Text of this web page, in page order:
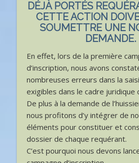
DÉJÀ PORTÉS
CETTE ACTION
SOUMETTRE UNE
DEMANDE.
En effet, lors de la première
d’inscription, nous avons
nombreuses erreurs dans la
exigibles dans le cadre juridique
De plus à la demande de
nous profitons d’y intégrer de
éléments pour constituer et
dossier de chaque requérant.
C’est pourquoi nous devons